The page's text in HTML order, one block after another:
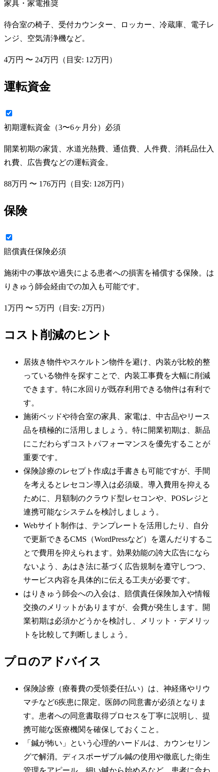
家具・家電推奨
待合室の椅子、受付カウンター、ロッカー、冷蔵庫、電子レ
ンジ、空気清浄機など。
4万円 〜 24万円 （目安: 12万円 ）
運転資金
初期運転資金（3〜6ヶ月分） 必須
開業初期の家賃、水道光熱費、通信費、人件費、消耗品仕入
れ費、広告費などの運転資金。
88万円 〜 176万円 （目安: 128万円 ）
保険
賠償責任保険必須
施術中の事故や過失による患者への損害を補償する保険。は
りきゅう師会経由での加入も可能です。
1万円 〜 5万円 （目安: 2万円 ）
コスト削減のヒント
居抜き物件やスケルトン物件を避け、内装が比較的整
っている物件を探すことで、内装工事費を大幅に削減
できます。特に水回りが既存利用できる物件は有利で
す。
施術ベッドや待合室の家具、家電は、中古品やリース
品を積極的に活用しましょう。特に開業初期は、新品
にこだわらずコストパフォーマンスを優先することが
重要です。
保険診療のレセプト作成は手書きも可能ですが、手間
を考えるとレセコン導入は必須級。導入費用を抑える
ために、月額制のクラウド型レセコンや、POSレジと
連携可能なシステムを検討しましょう。
Webサイト制作は、テンプレートを活用したり、自分
で更新できるCMS（WordPressなど）を選んだりするこ
とで費用を抑えられます。効果効能の誇大広告になら
ないよう、あはき法に基づく広告規制を遵守しつつ、
サービス内容を具体的に伝える工夫が必要です。
はりきゅう師会への入会は、賠償責任保険加入や情報
交換のメリットがありますが、会費が発生します。開
業初期は必須かどうかを検討し、メリット・デメリッ
トを比較して判断しましょう。
プロのアドバイス
保険診療（療養費の受領委任払い）は、神経痛やリウ
マチなど6疾患に限定。医師の同意書が必須となりま
す。患者への同意書取得プロセスを丁寧に説明し、提
携可能な医療機関を確保しておくこと。
「鍼が怖い」という心理的ハードルは、カウンセリン
グで解消。ディスポーザブル鍼の使用や徹底した衛生
管理をアピール。細い鍼から始めるなど、患者に合わ